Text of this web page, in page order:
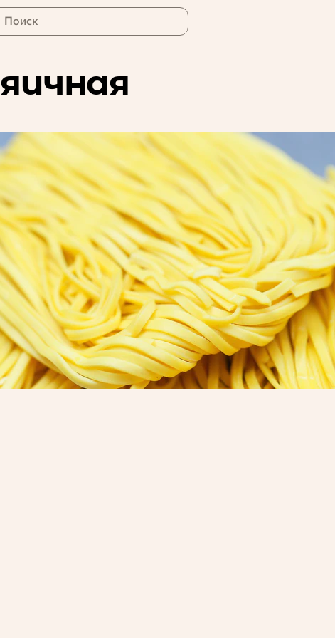
Поиск
яичная